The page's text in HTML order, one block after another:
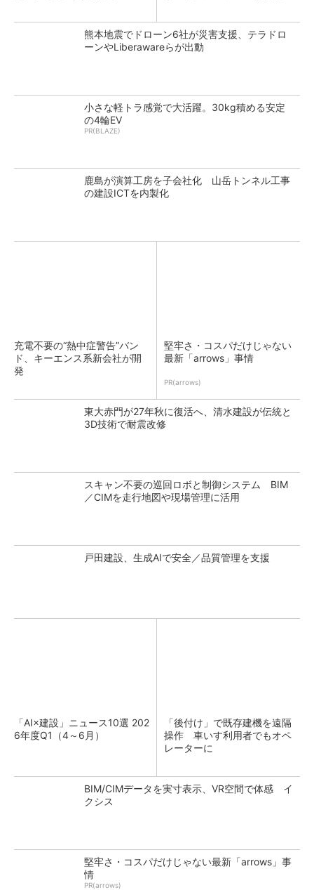
熊本地震でドローン6社が災害支援、テラドロ
ーンやLiberawareらが出動
小さな軽トラ感覚で大活躍。30kg積める安定
の4輪EV
PR(BLAZE)
鹿島が演算工房を子会社化 山岳トンネル工事
の建設ICTを内製化
充電不要の“熱中症警告”バン
ド、キーエンス系新会社が開
発
堅牢さ・コスパだけじゃない
最新「arrows」事情
PR(arrows)
東大赤門が27年秋に復活へ、清水建設が伝統と
3D技術で耐震改修
スキャン不要の巡回ロボと制御システム BIM
／CIMを走行地図や現場管理に活用
戸田建設、生成AIで安全／品質管理を支援
「AI×建設」ニュース10選 202
6年度Q1（4～6月）
「後付け」で既存建機を遠隔
操作 車いす利用者でもオペ
レーターに
BIM/CIMデータを実寸表示、VR空間で体感 イ
クシス
堅牢さ・コスパだけじゃない最新「arrows」事
情
PR(arrows)